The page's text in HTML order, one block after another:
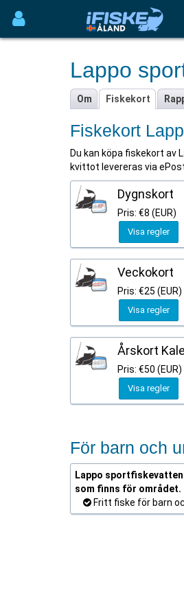
Lappo
Om Fiskekort
Fiskekort
Du kan köpa fiskekort av
kvittot levereras via
Dygnskort
Pris: €8 (EUR)
Visa regler
Veckokort
Pris: €25 (EUR)
Visa regler
Årskort
Pris: €50 (EUR)
Visa regler
För barn och
Lappo
som finns för
Fritt fiske för barn